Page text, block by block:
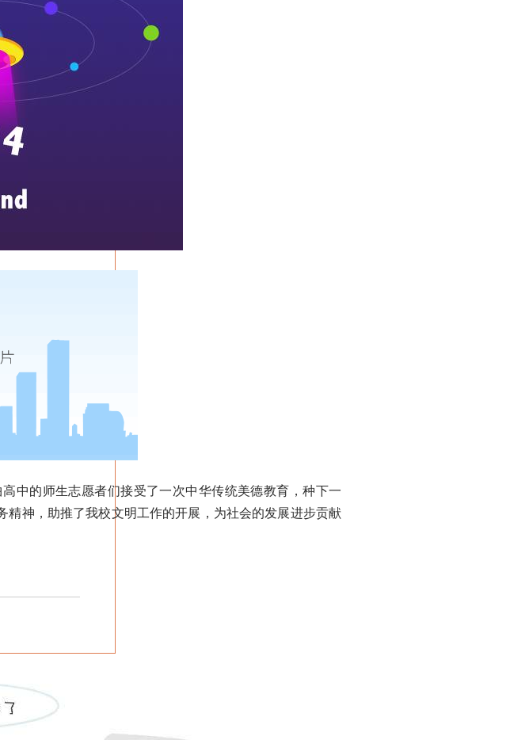
的师生志愿者们接受了一次中华传统美德教育，种下一
神，助推了我校文明工作的开展，为社会的发展进步贡献